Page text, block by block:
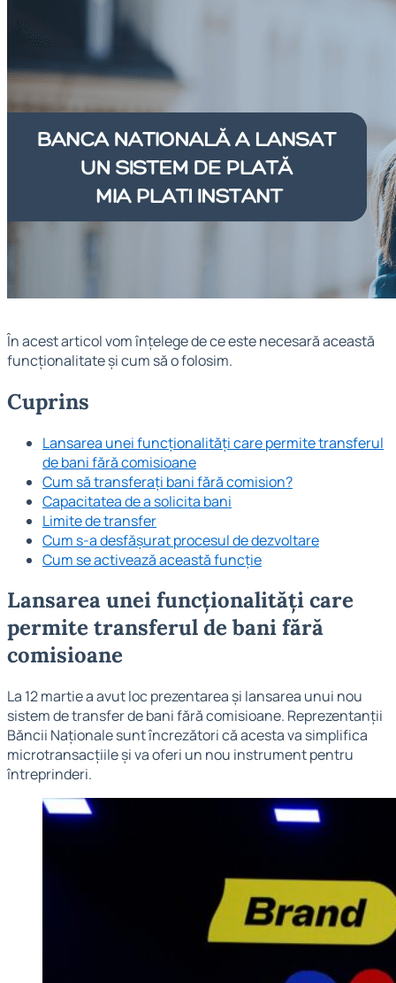
În acest articol vom înțelege de ce este necesară această
funcționalitate și cum să o folosim.
Cuprins
Lansarea unei funcționalități care permite transferul
de bani fără comisioane
Cum să transferați bani fără comision?
Capacitatea de a solicita bani
Limite de transfer
Cum s-a desfășurat procesul de dezvoltare
Cum se activează această funcție
Lansarea unei funcționalități care
permite transferul de bani fără
comisioane
La 12 martie a avut loc prezentarea și lansarea unui nou
sistem de transfer de bani fără comisioane. Reprezentanții
Băncii Naționale sunt încrezători că acesta va simplifica
microtransacțiile și va oferi un nou instrument pentru
întreprinderi.